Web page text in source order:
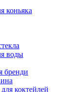
коньяка
воды
бренди
коктейлей